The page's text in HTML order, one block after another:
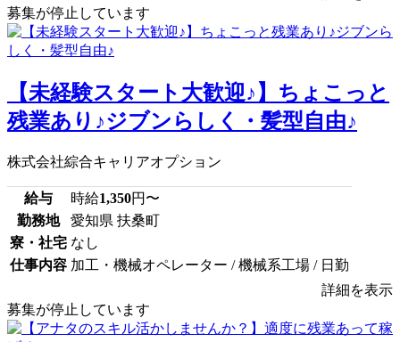
募集が停止しています
【未経験スタート大歓迎♪】ちょこっと
残業あり♪ジブンらしく・髪型自由♪
株式会社綜合キャリアオプション
給与 時給1,350円〜
勤務地
愛知県 扶桑町
寮・社宅 なし
仕事内容 加工・機械オペレーター / 機械系工場 / 日勤
詳細を表示
募集が停止しています